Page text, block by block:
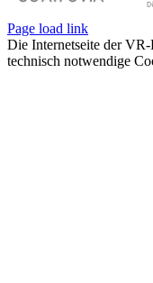
Page load link
Die Internetseite der
technisch notwendige